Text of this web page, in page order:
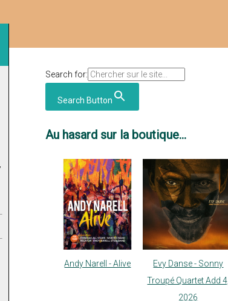
Search for:
Search Button
Au hasard sur la boutique...
Andy Narell - Alive
Evy Danse - Sonny
Troupé Quartet Add 4,
2026